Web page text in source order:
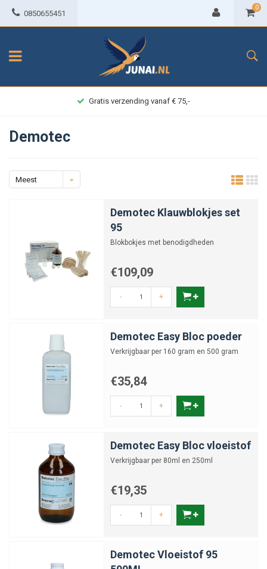
0850655451
0
Gratis verzending vanaf € 75,-
Demotec
Meest
Demotec Klauwblokjes set
95
Blokbokjes met benodigdheden
€109,09
- +
Demotec Easy Bloc poeder
Verkrijgbaar per 160 gram en 500 gram
€35,84
- +
Demotec Easy Bloc vloeistof
Verkrijgbaar per 80ml en 250ml
€19,35
- +
Demotec Vloeistof 95